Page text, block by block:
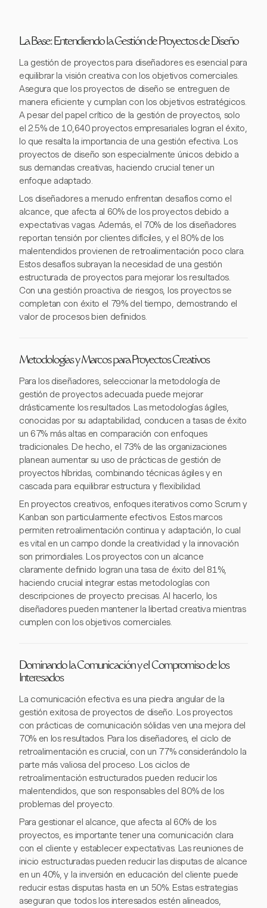
La Base: Entendiendo la Gestión de Proyectos de Diseño
La gestión de proyectos para diseñadores es esencial para
equilibrar la visión creativa con los objetivos comerciales.
Asegura que los proyectos de diseño se entreguen de
manera eficiente y cumplan con los objetivos estratégicos.
A pesar del papel crítico de la gestión de proyectos, solo
el 2.5% de 10,640 proyectos empresariales logran el éxito,
lo que resalta la importancia de una gestión efectiva. Los
proyectos de diseño son especialmente únicos debido a
sus demandas creativas, haciendo crucial tener un
enfoque adaptado.
Los diseñadores a menudo enfrentan desafíos como el
alcance, que afecta al 60% de los proyectos debido a
expectativas vagas. Además, el 70% de los diseñadores
reportan tensión por clientes difíciles, y el 80% de los
malentendidos provienen de retroalimentación poco clara.
Estos desafíos subrayan la necesidad de una gestión
estructurada de proyectos para mejorar los resultados.
Con una gestión proactiva de riesgos, los proyectos se
completan con éxito el 79% del tiempo, demostrando el
valor de procesos bien definidos.
Metodologías y Marcos para Proyectos Creativos
Para los diseñadores, seleccionar la metodología de
gestión de proyectos adecuada puede mejorar
drásticamente los resultados. Las metodologías ágiles,
conocidas por su adaptabilidad, conducen a tasas de éxito
un 67% más altas en comparación con enfoques
tradicionales. De hecho, el 73% de las organizaciones
planean aumentar su uso de prácticas de gestión de
proyectos híbridas, combinando técnicas ágiles y en
cascada para equilibrar estructura y flexibilidad.
En proyectos creativos, enfoques iterativos como Scrum y
Kanban son particularmente efectivos. Estos marcos
permiten retroalimentación continua y adaptación, lo cual
es vital en un campo donde la creatividad y la innovación
son primordiales. Los proyectos con un alcance
claramente definido logran una tasa de éxito del 81%,
haciendo crucial integrar estas metodologías con
descripciones de proyecto precisas. Al hacerlo, los
diseñadores pueden mantener la libertad creativa mientras
cumplen con los objetivos comerciales.
Dominando la Comunicación y el Compromiso de los
Interesados
La comunicación efectiva es una piedra angular de la
gestión exitosa de proyectos de diseño. Los proyectos
con prácticas de comunicación sólidas ven una mejora del
70% en los resultados. Para los diseñadores, el ciclo de
retroalimentación es crucial, con un 77% considerándolo la
parte más valiosa del proceso. Los ciclos de
retroalimentación estructurados pueden reducir los
malentendidos, que son responsables del 80% de los
problemas del proyecto.
Para gestionar el alcance, que afecta al 60% de los
proyectos, es importante tener una comunicación clara
con el cliente y establecer expectativas. Las reuniones de
inicio estructuradas pueden reducir las disputas de alcance
en un 40%, y la inversión en educación del cliente puede
reducir estas disputas hasta en un 50%. Estas estrategias
aseguran que todos los interesados estén alineados,